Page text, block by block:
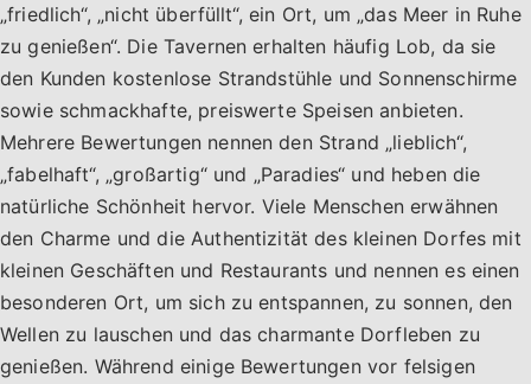
„friedlich“, „nicht überfüllt“, ein Ort, um „das Meer in Ruhe
zu genießen“. Die Tavernen erhalten häufig Lob, da sie
den Kunden kostenlose Strandstühle und Sonnenschirme
sowie schmackhafte, preiswerte Speisen anbieten.
Mehrere Bewertungen nennen den Strand „lieblich“,
„fabelhaft“, „großartig“ und „Paradies“ und heben die
natürliche Schönheit hervor. Viele Menschen erwähnen
den Charme und die Authentizität des kleinen Dorfes mit
kleinen Geschäften und Restaurants und nennen es einen
besonderen Ort, um sich zu entspannen, zu sonnen, den
Wellen zu lauschen und das charmante Dorfleben zu
genießen. Während einige Bewertungen vor felsigen